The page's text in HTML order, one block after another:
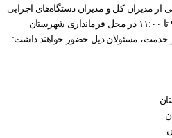
مدیران کل و مدیران دستگاه‌های اجرایی
استان، روز چهارشنبه از ساعت ۹:۰۰ تا ۱۱:۰۰ در محل فرمانداری شهرستان
خدمت، مسئولان ذیل حضور خواهند داشت: